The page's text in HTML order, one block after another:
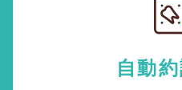
自動